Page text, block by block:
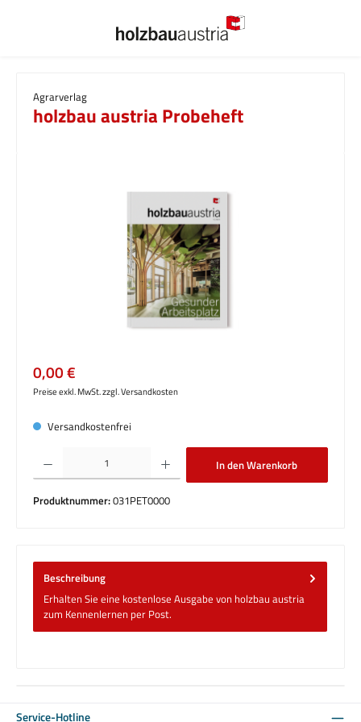
Agrarverlag
holzbau austria Probeheft
Regulärer Preis:
0,00 €
Preise exkl. MwSt. zzgl. Versandkosten
Versandkostenfrei
Produkt Anzahl: Gib den gewünschten Wert ein oder benutze die Schaltflächen um
In den Warenkorb
Produktnummer:031PET0000
Beschreibung
Erhalten Sie eine kostenlose Ausgabe von holzbau austria
zum Kennenlernen per Post.
Service-Hotline